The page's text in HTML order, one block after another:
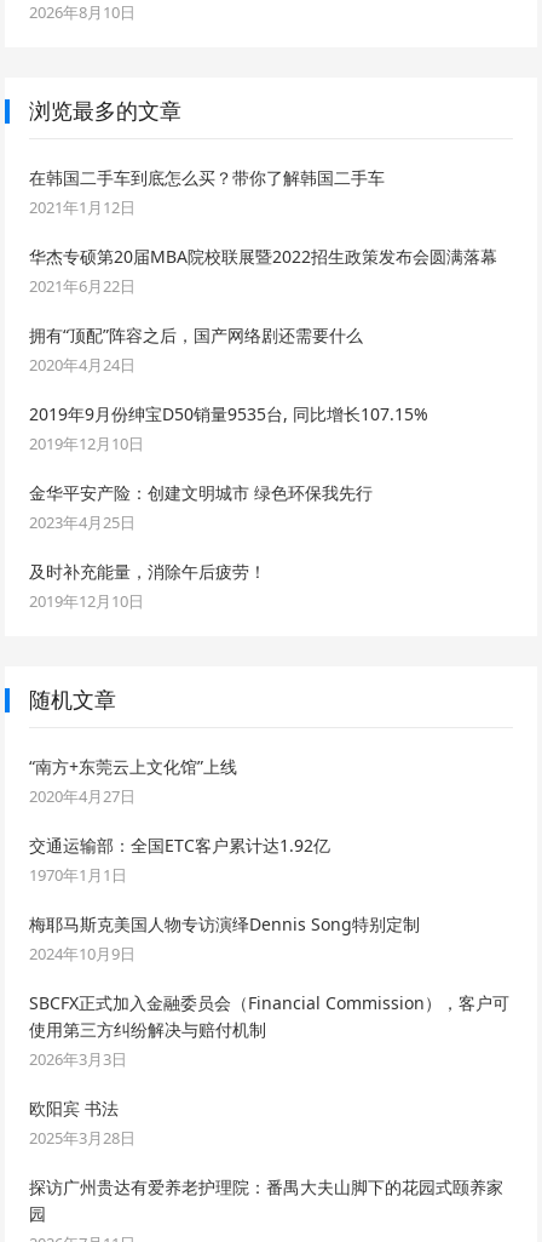
2026年8月10日
浏览最多的文章
在韩国二手车到底怎么买？带你了解韩国二手车
2021年1月12日
华杰专硕第20届MBA院校联展暨2022招生政策发布会圆满落幕
2021年6月22日
拥有“顶配”阵容之后，国产网络剧还需要什么
2020年4月24日
2019年9月份绅宝D50销量9535台, 同比增长107.15%
2019年12月10日
金华平安产险：创建文明城市 绿色环保我先行
2023年4月25日
及时补充能量，消除午后疲劳！
2019年12月10日
随机文章
“南方+东莞云上文化馆”上线
2020年4月27日
交通运输部：全国ETC客户累计达1.92亿
1970年1月1日
梅耶马斯克美国人物专访演绎Dennis Song特别定制
2024年10月9日
SBCFX正式加入金融委员会（Financial Commission），客户可
使用第三方纠纷解决与赔付机制
2026年3月3日
欧阳宾 书法
2025年3月28日
探访广州贵达有爱养老护理院：番禺大夫山脚下的花园式颐养家
园